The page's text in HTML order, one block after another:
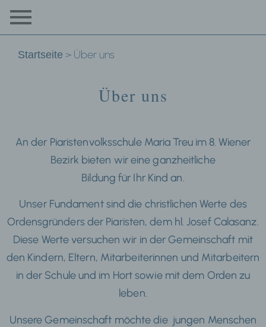
Startseite > Über uns
Über uns
An der Piaristenvolksschule Maria Treu im 8. Wiener
Bezirk bieten wir eine ganzheitliche
Bildung für Ihr Kind an.
Unser Fundament sind die christlichen Werte des
Ordensgründers der Piaristen, dem hl. Josef Calasanz.
Diese Werte versuchen wir in der Gemeinschaft mit
den Kindern, Eltern, Mitarbeiterinnen und Mitarbeitern
in der Schule und im Hort sowie mit dem Orden zu
leben.
Unsere Gemeinschaft möchte die jungen Menschen